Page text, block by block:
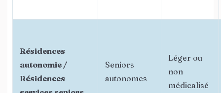
Résidences
autonomie /
Résidences
Seniors
autonomes
Léger ou
non
médicalisé